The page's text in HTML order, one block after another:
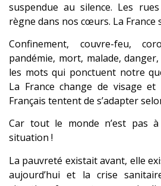
suspendue au silence. Les
règne dans nos cœurs. La France
Confinement, couvre-feu,
pandémie, mort, malade,
les mots qui ponctuent notre
La France change de visage et
Français tentent de s’adapter
Car tout le monde n’est pas
situation !
La pauvreté existait avant, elle
aujourd’hui et la crise